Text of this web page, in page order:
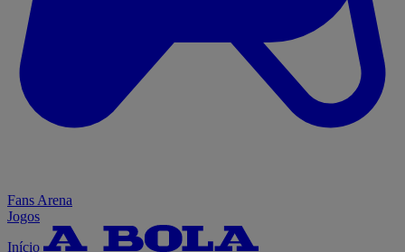
Fans Arena
Jogos
Início